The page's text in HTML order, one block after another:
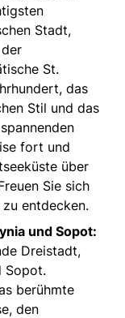
Stadt,
St.
das
Stil und das
fort und
über
Sie sich
entdecken.
und Sopot:
Dreistadt,
Sopot.
berühmte
den